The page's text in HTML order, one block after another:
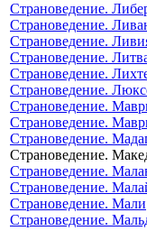
Страноведение.
Страноведение.
Страноведение.
Страноведение.
Страноведение.
Страноведение.
Страноведение.
Страноведение.
Страноведение.
Страноведение.
Страноведение.
Страноведение.
Страноведение. Мали
Страноведение.